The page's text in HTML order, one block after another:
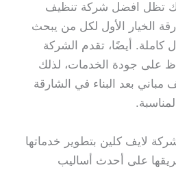
تظل افضل شركة تنظيف
الخيار الأول لكل من يبحث
كاملة. أيضًا، تقدم الشركة
على جودة الخدمات، لذلك
بعد البناء في الشارقة
لايف كلين بتطوير خدماتها
على أحدث أساليب